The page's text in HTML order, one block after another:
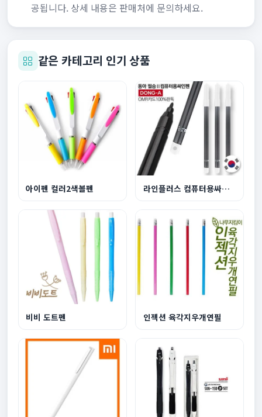
공됩니다. 상세 내용은 판매처에 문의하세요.
같은 카테고리 인기 상품
아이펜 컬러2색볼펜 라인플러스 컴퓨터용싸인펜
비비 도트펜 인젝션 육각지우개연필